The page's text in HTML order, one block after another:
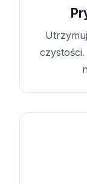
czystości.